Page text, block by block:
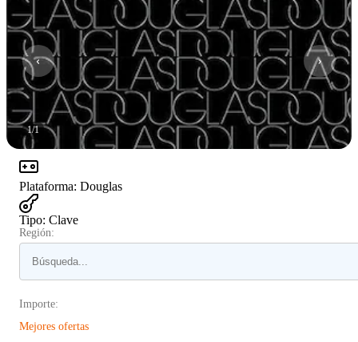
1/1
Plataforma: Douglas
Tipo: Clave
Región:
Importe:
Mejores ofertas